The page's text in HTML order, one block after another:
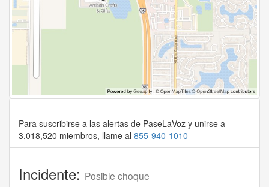
Para suscribirse a las alertas de PaseLaVoz y unirse a
3,018,520 miembros, llame al 855-940-1010
Incidente: Posible choque